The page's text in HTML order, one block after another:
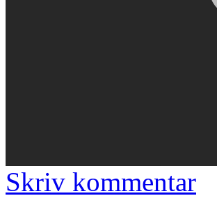
Skriv kommentar